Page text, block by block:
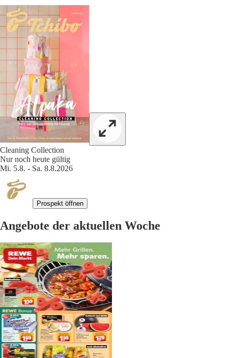
Cleaning Collection
Nur noch heute gültig
Mi. 5.8. - Sa. 8.8.2026
Prospekt öffnen
Angebote der aktuellen Woche